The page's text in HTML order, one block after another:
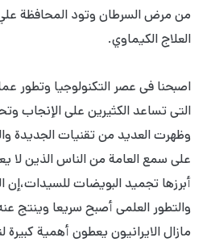
من مرض السرطان وتود المحافظة
العلاج الكيماوي.
اصبحنا فى عصر التكنولوجيا وتطور
التى تساعد الكثيرين على الإنجاب
وظهرت العديد من تقنیات الجديدة
على سمع العامة من الناس الذين لا
أبرزها تجميد البويضات
والتطور العلمى أصبح سريعا وينتج
مازال الایرانیون يعطون أهمية